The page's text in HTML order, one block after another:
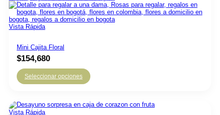
Vista Rápida
Mini Cajita Floral
$154,680
Seleccionar opciones
Vista Rápida